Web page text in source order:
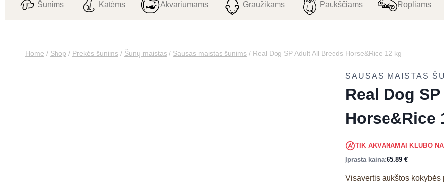
Šunims Katėms Akvariumams Graužikams Paukščiams Ropliams
Home / Shop / Prekės šunims / Šunų maistas / Sausas maistas šunims / Real Dog SP Adult All Breeds Horse&Rice 12 kg
SAUSAS MAISTAS
Real Dog
Horse&Rice
TIK AKVANAMAI KLUBO
Įprasta kaina:65.89 €
Visavertis aukštos